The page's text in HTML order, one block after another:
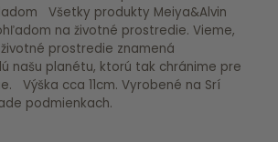
Všetky produkty Meiya&Alvin
na životné prostredie. Vieme,
prostredie znamená
našu planétu, ktorú tak chránime pre
Výška cca 11cm. Vyrobené na Srí
podmienkach.